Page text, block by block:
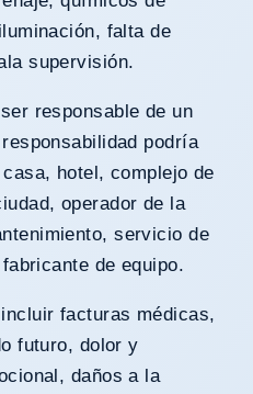
falta de
supervisión.
responsable de un
podría
hotel, complejo de
operador de la
servicio de
de equipo.
facturas médicas,
futuro, dolor y
daños a la